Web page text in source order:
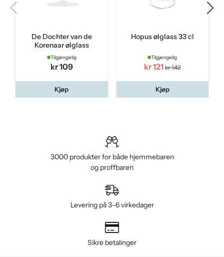
De Dochter van de
Korenaar ølglass
Tilgjengelig
kr 109
Kjøp
Hopus ølglass 33 cl
Tilgjengelig
kr 121 kr 142
Kjøp
3000 produkter for både hjemmebaren
og proffbaren
Levering på 3–6 virkedager
Sikre betalinger